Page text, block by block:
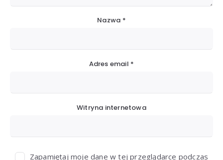
Nazwa *
Adres email *
Witryna internetowa
Zapamiętaj moje dane w tej przeglądarce podczas